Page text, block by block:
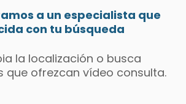
a un especialista que
con tu búsqueda
la localización o busca
que ofrezcan vídeo consulta.